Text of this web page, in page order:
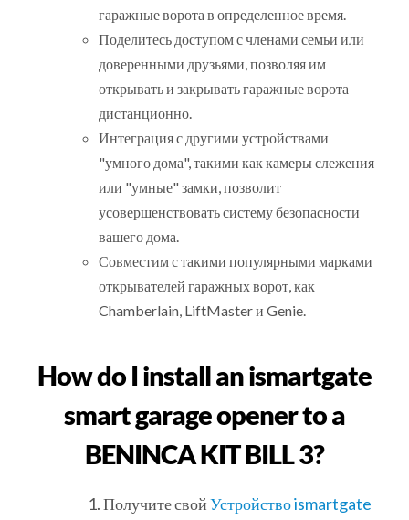
гаражные ворота в определенное время.
Поделитесь доступом с членами семьи или
доверенными друзьями, позволяя им
открывать и закрывать гаражные ворота
дистанционно.
Интеграция с другими устройствами
"умного дома", такими как камеры слежения
или "умные" замки, позволит
усовершенствовать систему безопасности
вашего дома.
Совместим с такими популярными марками
открывателей гаражных ворот, как
Chamberlain, LiftMaster и Genie.
How do I install an ismartgate
smart garage opener to a
BENINCA KIT BILL 3?
Получите свойУстройство ismartgate